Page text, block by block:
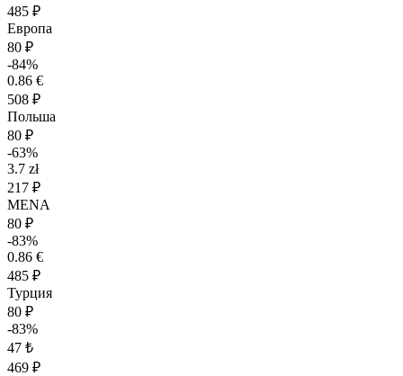
485 ₽
Европа
80 ₽
-84%
0.86 €
508 ₽
Польша
80 ₽
-63%
3.7 zł
217 ₽
MENA
80 ₽
-83%
0.86 €
485 ₽
Турция
80 ₽
-83%
47 ₺
469 ₽